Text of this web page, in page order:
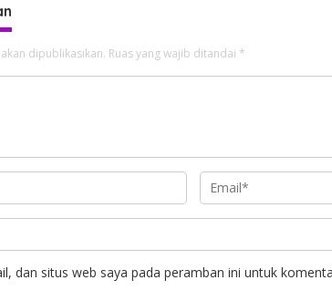
dipublikasikan. Ruas yang wajib ditandai *
dan situs web saya pada peramban ini untuk